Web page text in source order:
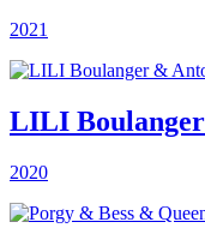
2021
LILI
2020